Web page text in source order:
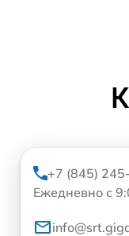
+7 (845)
Ежедневно с